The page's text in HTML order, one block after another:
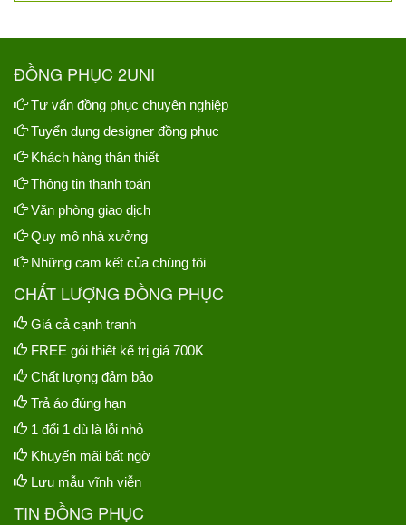
ĐỒNG PHỤC 2UNI
Tư vấn đồng phục chuyên nghiệp
Tuyển dụng designer đồng phục
Khách hàng thân thiết
Thông tin thanh toán
Văn phòng giao dịch
Quy mô nhà xưởng
Những cam kết của chúng tôi
CHẤT LƯỢNG ĐỒNG PHỤC
Giá cả cạnh tranh
FREE gói thiết kế trị giá 700K
Chất lượng đảm bảo
Trả áo đúng hạn
1 đổi 1 dù là lỗi nhỏ
Khuyến mãi bất ngờ
Lưu mẫu vĩnh viễn
TIN ĐỒNG PHỤC